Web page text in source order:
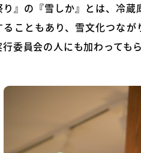
り』の『雪しか』とは、冷
こともあり、雪文化つな
委員会の人にも加わっても